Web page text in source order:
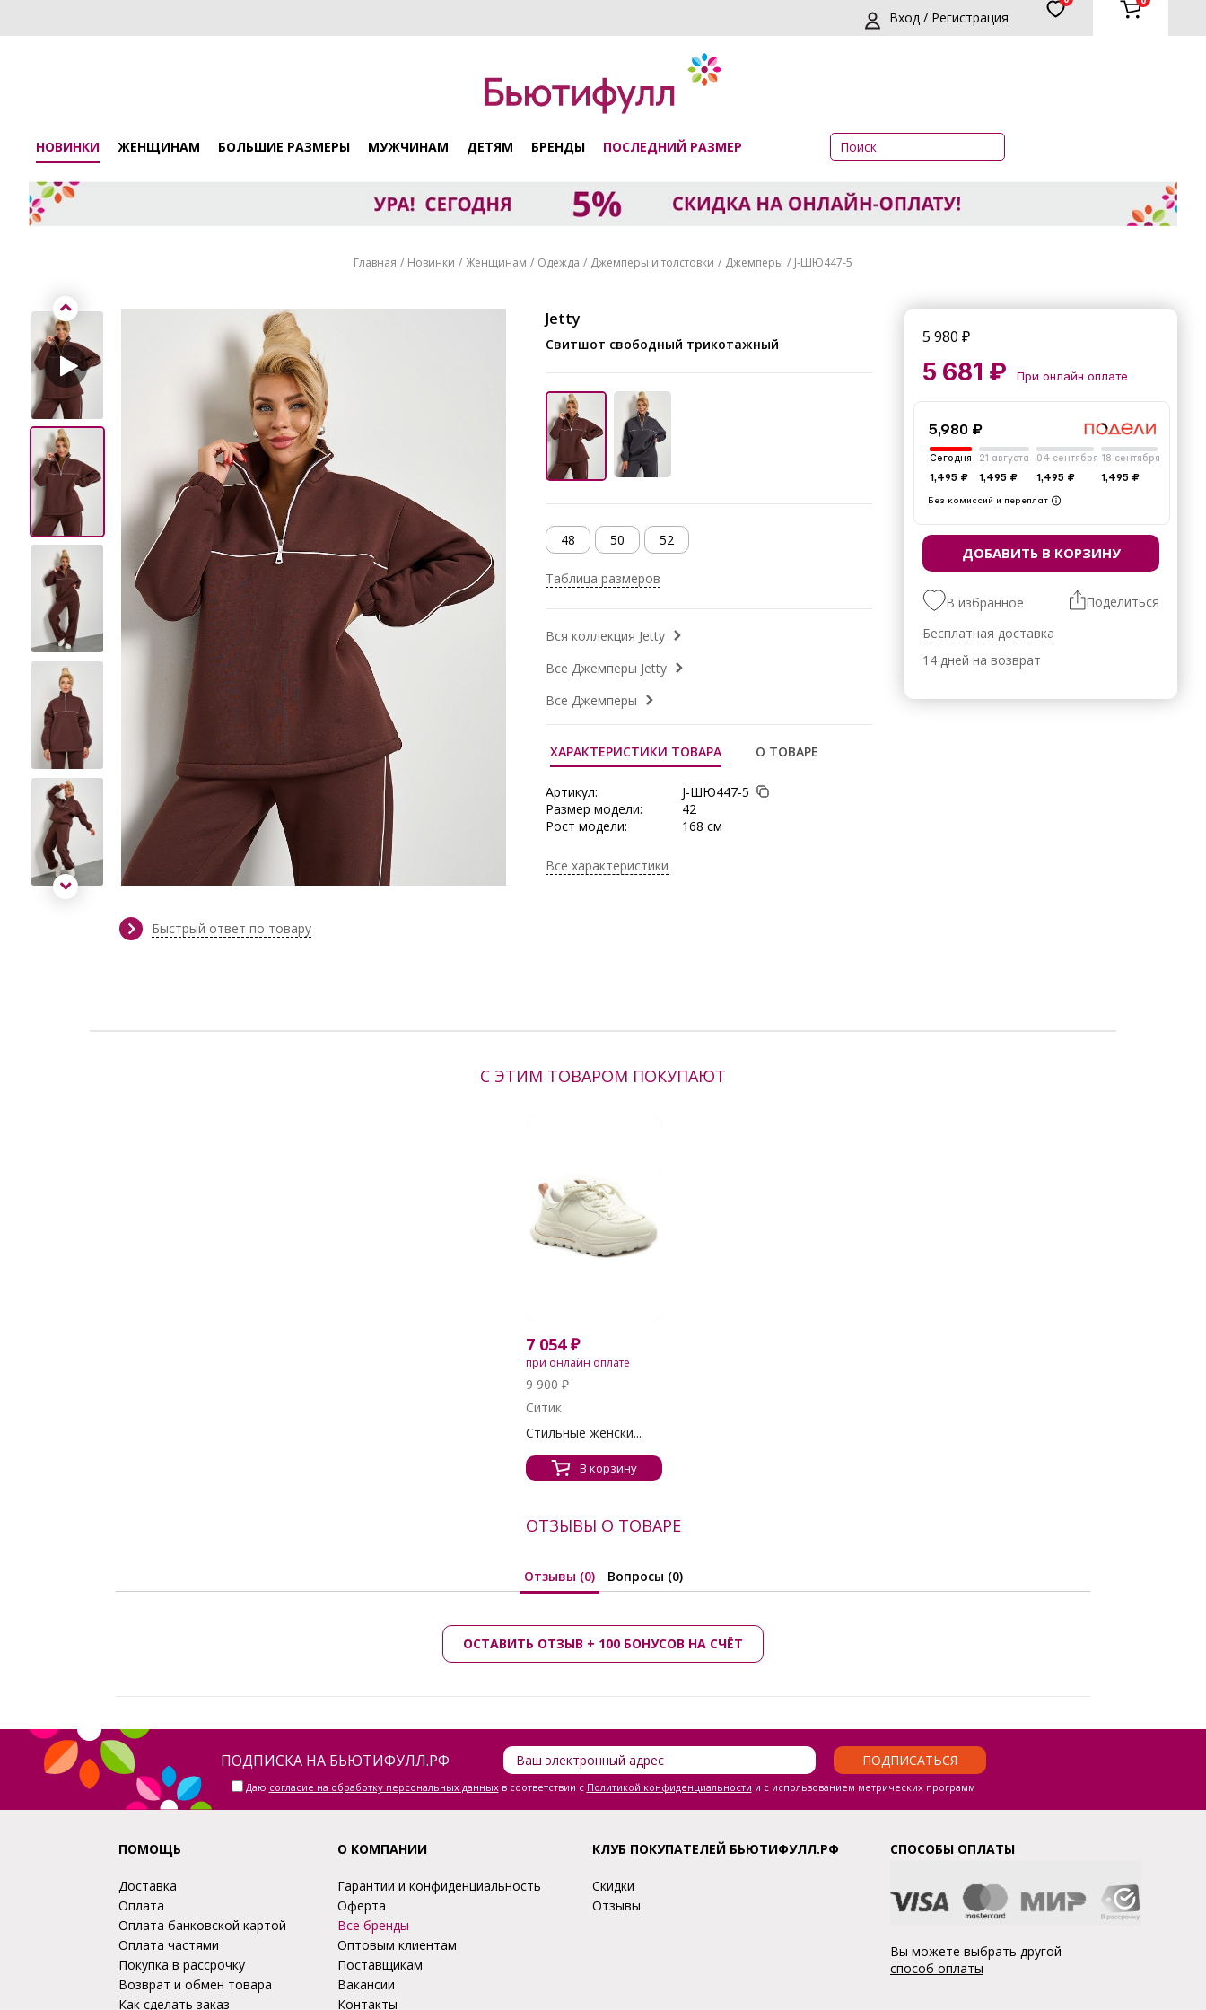
Вход / Регистрация
НОВИНКИ ЖЕНЩИНАМ БОЛЬШИЕ РАЗМЕРЫ МУЖЧИНАМ ДЕТЯМ БРЕНДЫ ПОСЛЕДНИЙ РАЗМЕР
Главная Новинки Женщинам Одежда Джемперы и толстовки Джемперы J-ШЮ447-5
Быстрый ответ по товару
Jetty
Свитшот свободный трикотажный
48 50 52
Таблица размеров
Вся коллекция Jetty
Все Джемперы Jetty
Все Джемперы
ХАРАКТЕРИСТИКИ ТОВАРА О ТОВАРЕ
Артикул:
J-ШЮ447-5
Размер модели:
42
Рост модели:
168 см
Тип ткани:
Сезон:
Все характеристики
5 980 ₽
5 681 ₽ При онлайн оплате
5,980 ₽
Сегодня
1,495 ₽
21 августа
1,495 ₽
04 сентября
1,495 ₽
18 сентября
1,495 ₽
Без комиссий и переплат
ДОБАВИТЬ В КОРЗИНУ
В избранное
Поделиться
Бесплатная доставка
14 дней на возврат
С ЭТИМ ТОВАРОМ ПОКУПАЮТ
7 054 ₽
при онлайн оплате
9 900 ₽
Ситик
Стильные женски...
В корзину
ОТЗЫВЫ О ТОВАРЕ
Отзывы (0) Вопросы (0)
ОСТАВИТЬ ОТЗЫВ + 100 БОНУСОВ НА СЧЁТ
ПОДПИСКА НА БЬЮТИФУЛЛ.РФ ПОДПИСАТЬСЯ
Даю согласие на обработку персональных данныхв соответствии с Политикой конфиденциальности и с использованием метрических программ
ПОМОЩЬ
Доставка
Оплата
Оплата банковской картой
Оплата частями
Покупка в рассрочку
Возврат и обмен товара
Как сделать заказ
О КОМПАНИИ
Гарантии и конфиденциальность
Оферта
Все бренды
Оптовым клиентам
Поставщикам
Вакансии
Контакты
КЛУБ ПОКУПАТЕЛЕЙ БЬЮТИФУЛЛ.РФ
Скидки
Отзывы
СПОСОБЫ ОПЛАТЫ
Вы можете выбрать другой
способ оплаты